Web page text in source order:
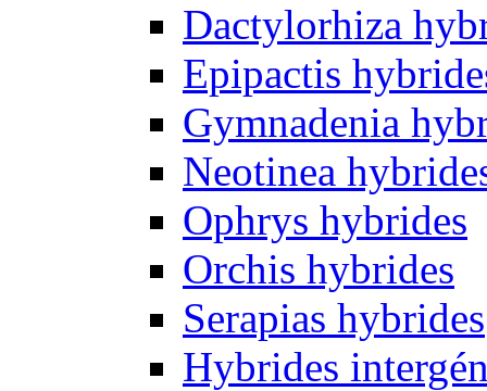
Dactylorhiza
Epipactis
Gymnadenia
Neotinea
Ophrys hybrides
Orchis hybrides
Serapias hybrides
Hybrides